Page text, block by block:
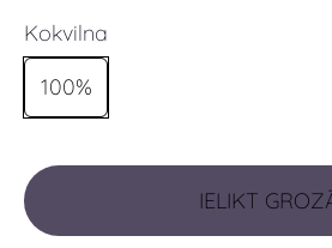
Kokvilna
100%
IELIKT